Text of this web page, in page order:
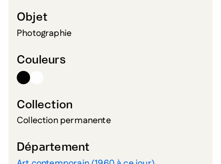
Objet
Photographie
Couleurs
Collection
Collection permanente
Département